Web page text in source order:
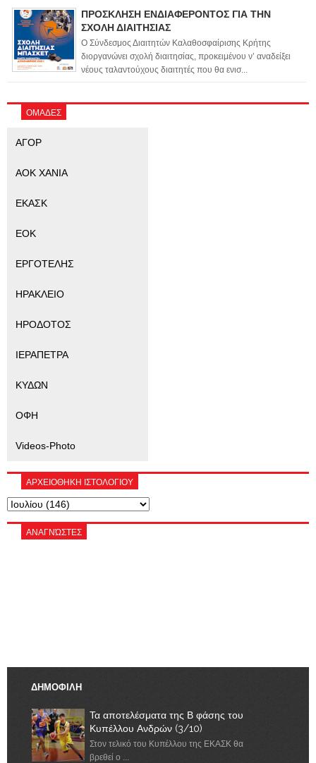
ΠΡΟΣΚΛΗΣΗ ΕΝΔΙΑΦΕΡΟΝΤΟΣ ΓΙΑ ΤΗΝ
ΣΧΟΛΗ ΔΙΑΙΤΗΣΙΑΣ
Ο Σύνδεσμος Διαιτητών Καλαθοσφαίρισης Κρήτης
διοργανώνει σχολή διαιτησίας, προκειμένου ν’ αναδείξει
νέους ταλαντούχους διαιτητές που θα ενισ...
ΟΜΑΔΕΣ
ΑΓΟΡ
ΑΟΚ ΧΑΝΙΑ
ΕΚΑΣΚ
ΕΟΚ
ΕΡΓΟΤΕΛΗΣ
ΗΡΑΚΛΕΙΟ
ΗΡΟΔΟΤΟΣ
ΙΕΡΑΠΕΤΡΑ
ΚΥΔΩΝ
ΟΦΗ
Videos-Photo
ΑΡΧΕΙΟΘΗΚΗ ΙΣΤΟΛΟΓΙΟΥ
ΑΝΑΓΝΏΣΤΕΣ
ΔΗΜΟΦΙΛΗ
Τα αποτελέσματα της Β φάσης του
Κυπέλλου Ανδρών (3/10)
Στον τελικό του Κυπέλλου της ΕΚΑΣΚ θα
βρεθεί ο ...